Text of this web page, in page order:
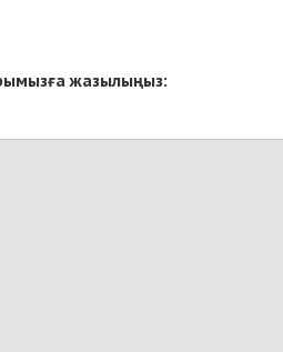
жазылыңыз: